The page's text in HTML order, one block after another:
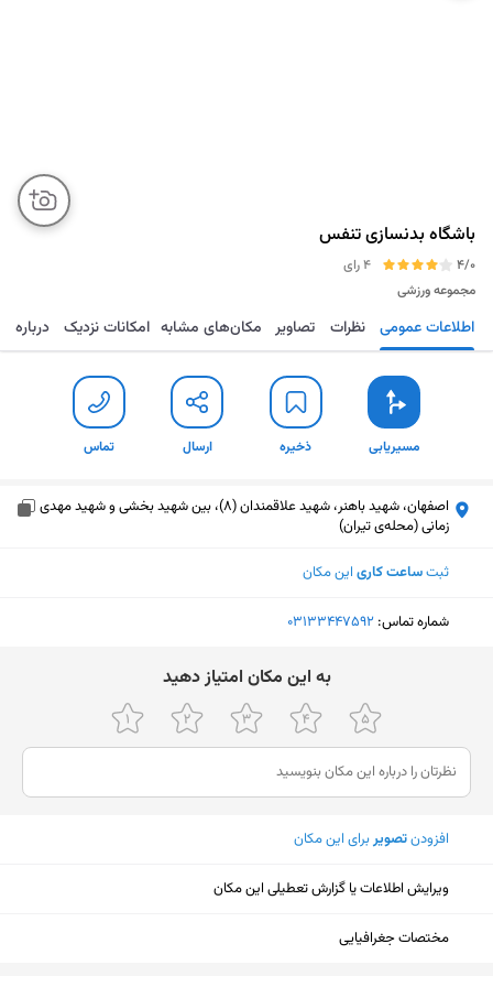
باشگاه بدنسازی تنفس
4/0
4 رای
مجموعه ورزشی
مسیریابی ذخیره ارسال تماس اطلاعات عمومی نظرات تصاویر مکان‌های مشابه امکانات نزدیک درباره
مسیریابی ذخیره ارسال تماس
اصفهان، شهید باهنر، شهید علاقمندان (8)، بین شهید بخشی و شهید مهدی
زمانی (محله‌ی تیران)
ثبتساعت کاری این مکان
شماره تماس: ‎03133447592
ﺑﻪ اﯾﻦ ﻣﮑﺎن اﻣﺘﯿﺎز دﻫﯿﺪ
افزودنتصویربرای این مکان
ویرایش اطلاعات یا گزارش تعطیلی این مکان
مختصات جغرافیایی